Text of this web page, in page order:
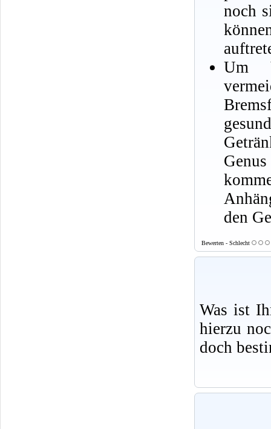
noch
Um
den
Bewerten - Schlecht
Was ist
hierzu
doch